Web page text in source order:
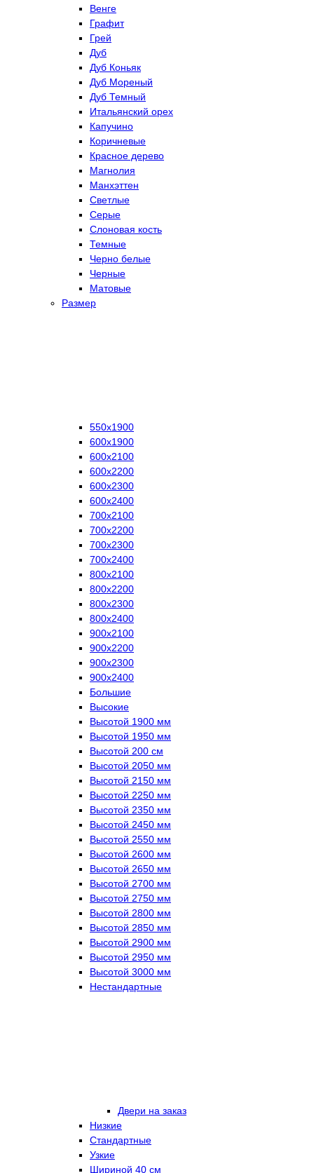
Венге
Графит
Грей
Дуб
Дуб Коньяк
Дуб Мореный
Дуб Темный
Итальянский орех
Капучино
Коричневые
Красное дерево
Магнолия
Манхэттен
Светлые
Серые
Слоновая кость
Темные
Черно белые
Черные
Матовые
Размер
550х1900
600х1900
600х2100
600х2200
600х2300
600х2400
700х2100
700х2200
700х2300
700х2400
800х2100
800х2200
800х2300
800х2400
900х2100
900х2200
900х2300
900х2400
Большие
Высокие
Высотой 1900 мм
Высотой 1950 мм
Высотой 200 см
Высотой 2050 мм
Высотой 2150 мм
Высотой 2250 мм
Высотой 2350 мм
Высотой 2450 мм
Высотой 2550 мм
Высотой 2600 мм
Высотой 2650 мм
Высотой 2700 мм
Высотой 2750 мм
Высотой 2800 мм
Высотой 2850 мм
Высотой 2900 мм
Высотой 2950 мм
Высотой 3000 мм
Нестандартные
Двери на заказ
Низкие
Стандартные
Узкие
Шириной 40 см